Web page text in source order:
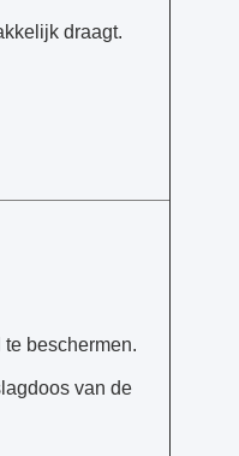
draagt.
beschermen.
van de